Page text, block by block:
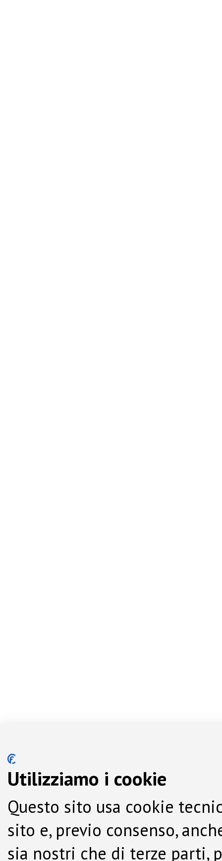
Utilizziamo i cookie
Questo sito usa cookie
sito e, previo consenso,
sia nostri che di terze parti,